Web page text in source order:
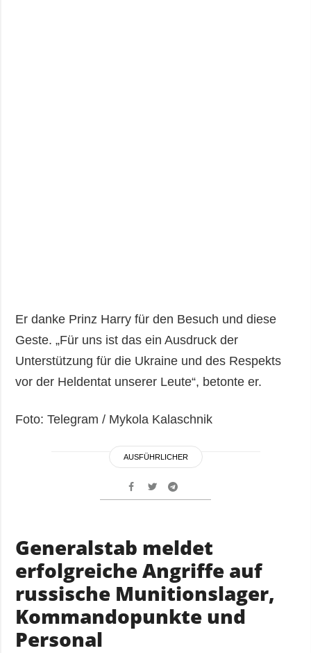
Er danke Prinz Harry für den Besuch und diese
Geste. „Für uns ist das ein Ausdruck der
Unterstützung für die Ukraine und des Respekts
vor der Heldentat unserer Leute“, betonte er.
Foto: Telegram / Mykola Kalaschnik
AUSFÜHRLICHER
Generalstab meldet
erfolgreiche Angriffe auf
russische Munitionslager,
Kommandopunkte und
Personal